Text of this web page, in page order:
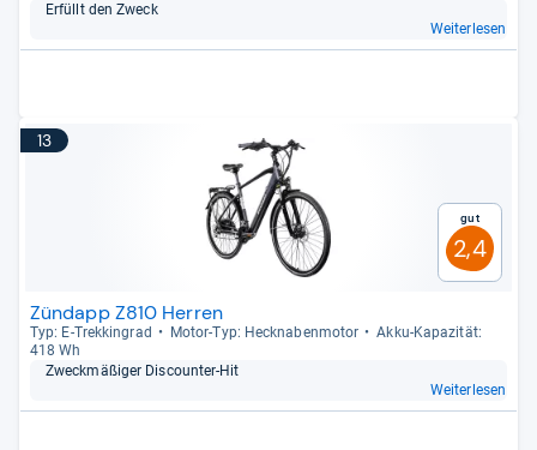
Erfüllt den Zweck
Weiterlesen
13
Gut
2,4
Zündapp Z810 Herren
Typ: E-​Trek­kin­grad Motor-​Typ: Heck­na­ben­mo­tor
Akku-​Kapa­zi­tät:
418 Wh
Zweck­mä­ßi­ger Dis­coun­ter-​Hit
Weiterlesen